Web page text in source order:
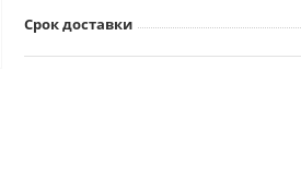
Срок доставки